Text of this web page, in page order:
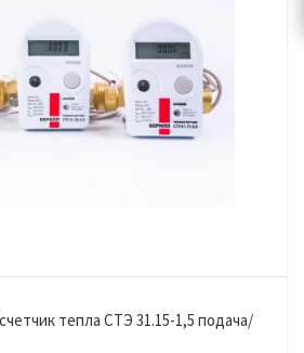
тепла СТЭ 31.15-1,5 подача/